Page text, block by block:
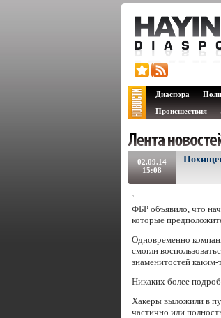
Диаспора
Происшествия
02.09.14
15:08
ФБР объявило, что
которые
Одновременно
смогли
знаменитостей
Никаких более
Хакеры выложили в
частично или